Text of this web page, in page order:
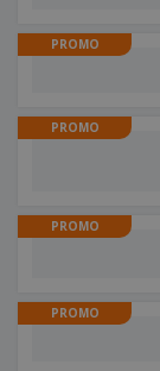
e
l
p
o
n
t
s
u
r
e
m
t
s
E
a
l
t
e
a
r
T
o
l
econnecter
PROMO
PROMO
PROMO
PROMO